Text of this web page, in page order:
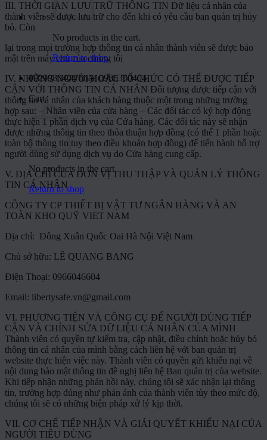
No products in the cart.
Return to shop
0929980404 hoặc 0986330404
Cart
No products in the cart.
Return to shop
III. THỜI GIAN LƯU TRỮ THÔNG TIN Dữ liệu cá nhân của
thành viên sẽ được lưu trữ cho đến khi có yêu cầu ban quản trị hủy
bỏ. Còn
lại trong mọi trường hợp thông tin cá nhân thành viên sẽ được bảo
mật trên máy chủ của chúng tôi
IV. NHỮNG NGƯỜI HOẶC TỔ CHỨC CÓ THỂ ĐƯỢC TIẾP
CẬN VỚI THÔNG TIN CÁ NHÂN Đối tượng được tiếp cận với
thông tin cá nhân của khách hàng thuộc một trong những trường
hợp sau: – Nhân viên của cửa hàng – Các đối tác có ký hợp động
thực hiện 1 phần dịch vụ của Cửa hàng. Các đối tác này sẽ nhận
được những thông tin theo thỏa thuận hợp đồng (có thể 1 phần hoặc
toàn bộ thông tin tuy theo điều khoản hợp đồng) để tiến hành hỗ trợ
người dùng sử dụng dịch vụ do Cửa hàng cung cấp.
V. ĐỊA CHỈ CỦA ĐƠN VỊ THU THẬP VÀ QUẢN LÝ THÔNG
TIN CÁ NHÂN
CÔNG TY CP THIẾT BỊ VẬT TƯ NGÂN HÀNG VÀ AN
TOÀN KHO QUỸ VIET NAM
Địa chỉ: Đông Xuân Quốc Oai Hà Nội Việt Nam
Chủ sở hữu: LÊ QUANG BANG
Điện Thoại: 0966046604
Email: libertysafe.vn@gmail.com
VI. PHƯƠNG TIỆN VÀ CÔNG CỤ ĐỂ NGƯỜI DÙNG TIẾP
CẬN VÀ CHỈNH SỬA DỮ LIỆU CÁ NHÂN CỦA MÌNH
Thành viên có quyền tự kiểm tra, cập nhật, điều chỉnh hoặc hủy bỏ
thông tin cá nhân của mình bằng cách liên hệ với ban quản trị
website thực hiện việc này. Thành viên có quyền gửi khiếu nại về
nội dung bảo mật thông tin đề nghị liên hệ Ban quản trị của website.
Khi tiếp nhận những phản hồi này, chúng tôi sẽ xác nhận lại thông
tin, trường hợp đúng như phản ánh của thành viên tùy theo mức độ,
chúng tôi sẽ có những biện pháp xử lý kịp thời.
VII. CƠ CHẾ TIẾP NHẬN VÀ GIẢI QUYẾT KHIẾU NẠI CỦA
NGƯỜI TIÊU DÙNG